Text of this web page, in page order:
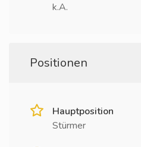
k.A.
Positionen
Hauptposition
Stürmer